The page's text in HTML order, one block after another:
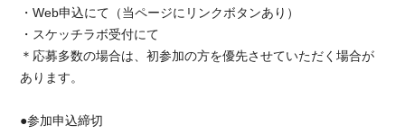
・Web申込にて（当ページにリンクボタンあり）
・スケッチラボ受付にて
＊応募多数の場合は、初参加の方を優先させていただく場合が
あります。
●参加申込締切